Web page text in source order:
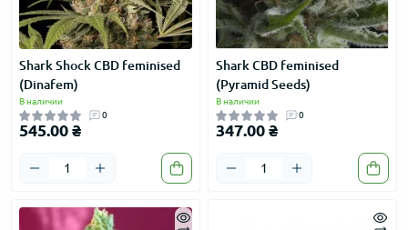
Shark Shock CBD feminised
(Dinafem)
В наличии
0
545.00 ₴
Shark CBD feminised
(Pyramid Seeds)
В наличии
0
347.00 ₴